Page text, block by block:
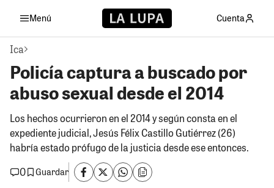
Menú Cuenta
Ica
Policía captura a buscado por
abuso sexual desde el 2014
Los hechos ocurrieron en el 2014 y según consta en el
expediente judicial, Jesús Félix Castillo Gutiérrez (26)
habría estado prófugo de la justicia desde ese entonces.
0
Guardar